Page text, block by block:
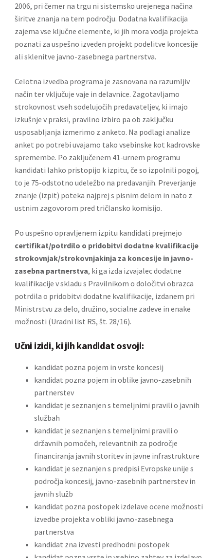
2006, pri čemer na trgu ni sistemsko urejenega načina
širitve znanja na tem področju. Dodatna kvalifikacija
zajema vse ključne elemente, ki jih mora vodja projekta
poznati za uspešno izveden projekt podelitve koncesije
ali sklenitve javno-zasebnega partnerstva.
Celotna izvedba programa je zasnovana na razumljiv
način ter vključuje vaje in delavnice. Zagotavljamo
strokovnost vseh sodelujočih predavateljev, ki imajo
izkušnje v praksi, pravilno izbiro pa ob zaključku
usposabljanja izmerimo z anketo. Na podlagi analize
anket po potrebi uvajamo tako vsebinske kot kadrovske
spremembe. Po zaključenem 41-urnem programu
kandidati lahko pristopijo k izpitu, če so izpolnili pogoj,
to je 75-odstotno udeležbo na predavanjih. Preverjanje
znanje (izpit) poteka najprej s pisnim delom in nato z
ustnim zagovorom pred tričlansko komisijo.
Po uspešno opravljenem izpitu kandidati prejmejo
certifikat/potrdilo o pridobitvi dodatne kvalifikacije
strokovnjak/strokovnjakinja za koncesije in javno-
zasebna partnerstva, ki ga izda izvajalec dodatne
kvalifikacije v skladu s Pravilnikom o določitvi obrazca
potrdila o pridobitvi dodatne kvalifikacije, izdanem pri
Ministrstvu za delo, družino, socialne zadeve in enake
možnosti (Uradni list RS, št. 28/16).
Učni izidi, ki jih kandidat osvoji:
kandidat pozna pojem in vrste koncesij
kandidat pozna pojem in oblike javno-zasebnih
partnerstev
kandidat je seznanjen s temeljnimi pravili o javnih
službah
kandidat je seznanjen s temeljnimi pravili o
državnih pomočeh, relevantnih za področje
financiranja javnih storitev in javne infrastrukture
kandidat je seznanjen s predpisi Evropske unije s
področja koncesij, javno-zasebnih partnerstev in
javnih služb
kandidat pozna postopek izdelave ocene možnosti
izvedbe projekta v obliki javno-zasebnega
partnerstva
kandidat zna izvesti predhodni postopek